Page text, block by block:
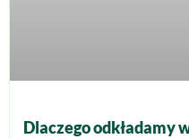
Dlaczego odkładamy